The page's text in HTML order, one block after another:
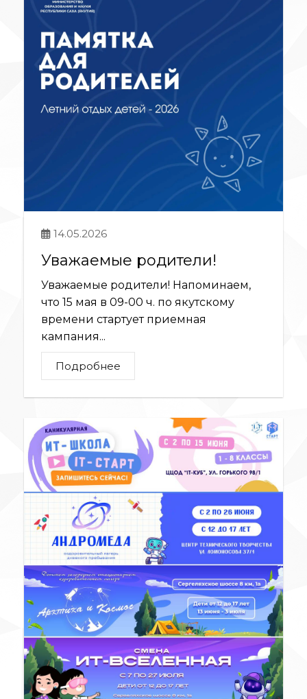
14.05.2026
Уважаемые родители!
Уважаемые родители! Напоминаем,
что 15 мая в 09-00 ч. по якутскому
времени стартует приемная
кампания...
Подробнее